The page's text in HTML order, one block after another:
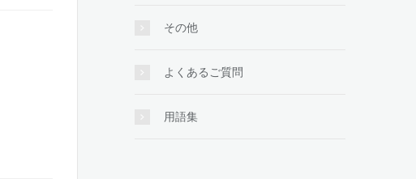
その他
よくあるご質問
用語集